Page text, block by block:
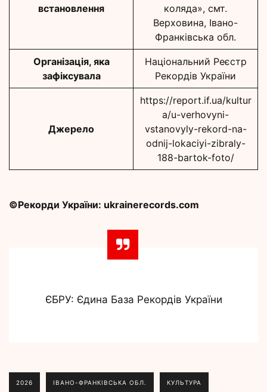
встановлення
коляда», смт.
Верховина, Івано-
Франківська обл.
Організація, яка
зафіксувала
Національний Реєстр
Рекордів України
Джерело
https://report.if.ua/kultur
a/u-verhovyni-
vstanovyly-rekord-na-
odnij-lokaciyi-zibraly-
188-bartok-foto/
©Рекорди України: ukrainerecords.com
ЄБРУ: Єдина База Рекордів України
2026 ІВАНО-ФРАНКІВСЬКА ОБЛ. КУЛЬТУРА